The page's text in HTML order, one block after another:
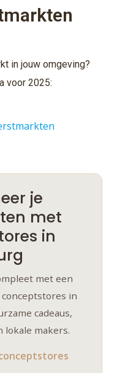
in jouw omgeving?
voor 2025:
je
met
in
met een
in
cadeaus,
lokale makers.